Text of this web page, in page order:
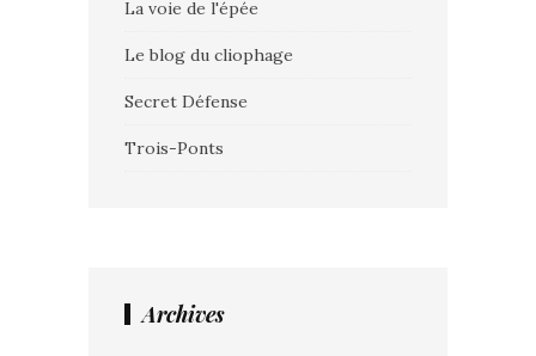
La voie de l'épée
Le blog du cliophage
Secret Défense
Trois-Ponts
Archives